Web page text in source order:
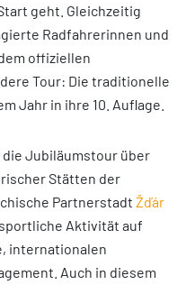
geht. Gleichzeitig
Radfahrerinnen und
offiziellen
Tour: Die traditionelle
Jahr in ihre 10. Auflage.
die Jubiläumstour über
Stätten der
Partnerstadt Žďár
sportliche Aktivität auf
internationalen
Auch in diesem